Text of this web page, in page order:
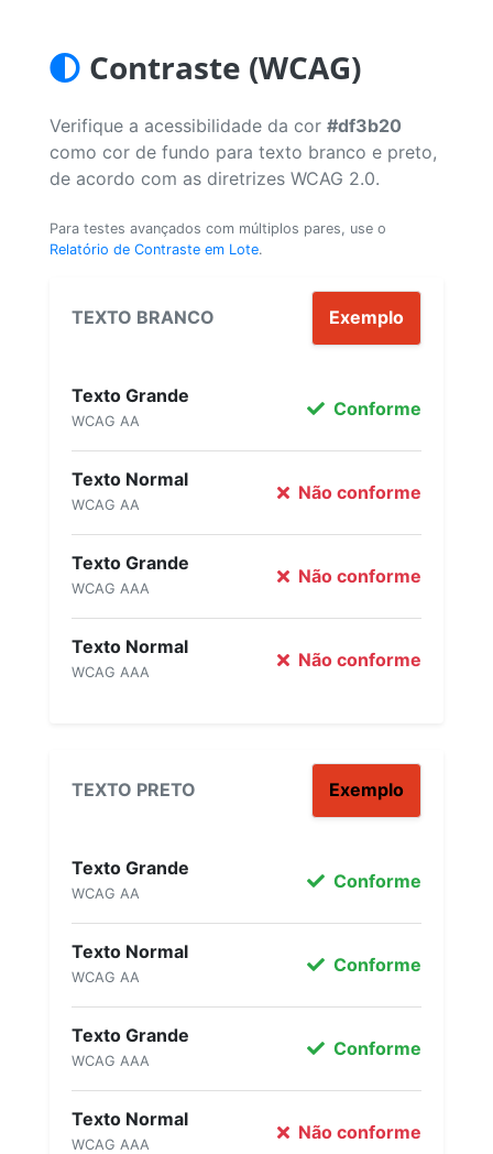
Contraste (WCAG)
Verifique a acessibilidade da cor #df3b20
como cor de fundo para texto branco e preto,
de acordo com as diretrizes WCAG 2.0.
Para testes avançados com múltiplos pares, use o
Relatório de Contraste em Lote.
TEXTO BRANCO Exemplo
Texto Grande
WCAG AA
Conforme
Texto Normal
WCAG AA
Não conforme
Texto Grande
WCAG AAA
Não conforme
Texto Normal
WCAG AAA
Não conforme
TEXTO PRETO Exemplo
Texto Grande
WCAG AA
Conforme
Texto Normal
WCAG AA
Conforme
Texto Grande
WCAG AAA
Conforme
Texto Normal
WCAG AAA
Não conforme